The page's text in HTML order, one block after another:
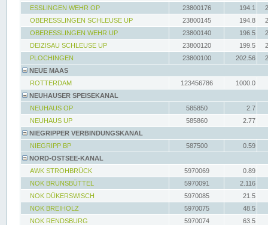
ESSLINGEN WEHR OP
23800176 194.1
OBERESSLINGEN SCHLEUSE UP
23800145 194.8
OBERESSLINGEN WEHR UP
23800140 196.5
DEIZISAU SCHLEUSE UP
23800120 199.5
PLOCHINGEN
23800100 202.56
NEUE MAAS
ROTTERDAM
123456786
1000.0
NEUHAUSER SPEISEKANAL
NEUHAUS OP
585850
2.7
NEUHAUS UP
585860
2.77
NIEGRIPPER VERBINDUNGSKANAL
NIEGRIPP BP
587500
0.59
NORD-OSTSEE-KANAL
AWK STROHBRÜCK
5970069
0.89
NOK BRUNSBÜTTEL
5970091
2.116
NOK DÜKERSWISCH
5970085
21.5
NOK BREIHOLZ
5970075
48.5
NOK RENDSBURG
5970074
63.5